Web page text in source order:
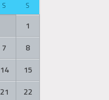
S S
1
7
8
14
15
21
22